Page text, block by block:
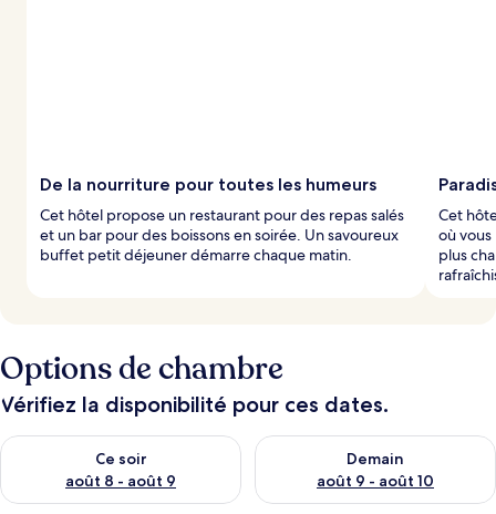
De la nourriture pour toutes les humeurs
Cet hôtel propose un restaurant pour des repas salés
et un bar pour des boissons en soirée. Un savoureux
buffet petit déjeuner démarre chaque matin.
Cet
où
plus
Options de chambre
Vérifiez la disponibilité pour ces dates.
Ce soir
août 8 - août 9
Vérifier la disponibilité pour ce soir août 8 - août 9
Demain
août 9 - août 10
Vérifier la disponibilité pour